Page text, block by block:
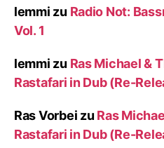
lemmi zu Radio Not:
Vol. 1
lemmi zu Ras Michael &
Rastafari in Dub (Re-
Ras Vorbei zu Ras
Rastafari in Dub (Re-